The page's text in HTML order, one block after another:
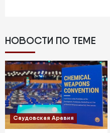
НОВОСТИ ПО ТЕМЕ
Саудовская Аравия